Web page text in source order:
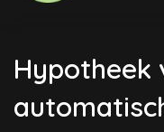
Hypotheek